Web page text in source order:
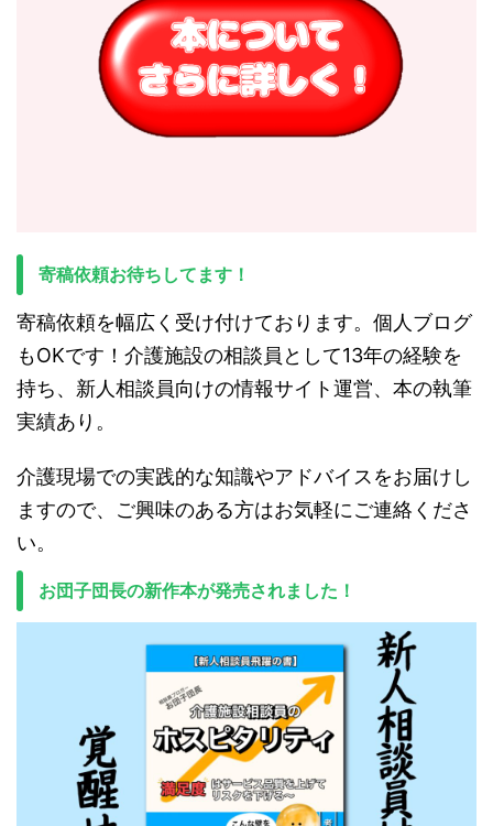
寄稿依頼お待ちしてます！
寄稿依頼を幅広く受け付けております。個人ブログ
もOKです！介護施設の相談員として13年の経験を
持ち、新人相談員向けの情報サイト運営、本の執筆
実績あり。
介護現場での実践的な知識やアドバイスをお届けし
ますので、ご興味のある方はお気軽にご連絡くださ
い。
お団子団長の新作本が発売されました！